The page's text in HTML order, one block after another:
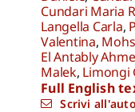
Cundari Maria
Langella Carla,
Valentina,
El Antably
Malek, Limongi
Full English
Scrivi